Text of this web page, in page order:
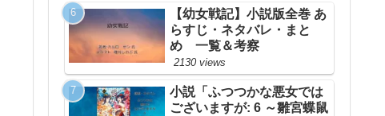
【幼女戦記】小説版全巻 あ
らすじ・ネタバレ・まと
め 一覧＆考察
2130 views
小説「ふつつかな悪女では
ございますが: 6 ～雛宮蝶鼠